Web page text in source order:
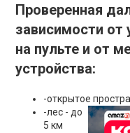
Проверенная
зависимости от
на пульте и от
устройства:
-открытое
-лес - до
5 км